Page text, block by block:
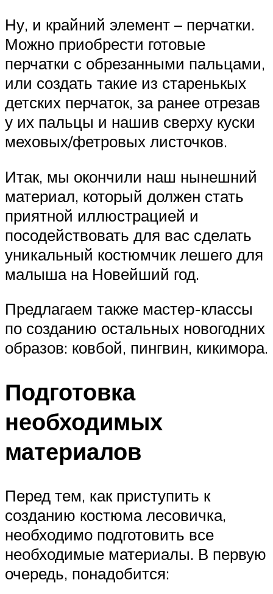
Ну, и крайний элемент – перчатки.
Можно приобрести готовые
перчатки с обрезанными пальцами,
или создать такие из старенькых
детских перчаток, за ранее отрезав
у их пальцы и нашив сверху куски
меховых/фетровых листочков.
Итак, мы окончили наш нынешний
материал, который должен стать
приятной иллюстрацией и
посодействовать для вас сделать
уникальный костюмчик лешего для
малыша на Новейший год.
Предлагаем также мастер-классы
по созданию остальных новогодних
образов: ковбой, пингвин, кикимора.
Подготовка
необходимых
материалов
Перед тем, как приступить к
созданию костюма лесовичка,
необходимо подготовить все
необходимые материалы. В первую
очередь, понадобится: